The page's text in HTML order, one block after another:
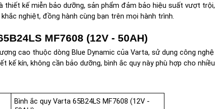
kế miễn bảo dưỡng, sản phẩm đảm bảo hiệu suất vượt trội,
nghiệt, đồng hành cùng bạn trên mọi hành trình.
MF7608 (12V - 50AH)
cao thuộc dòng Blue Dynamic của Varta, sử dụng công nghệ
kín, không cần bảo dưỡng, bình ắc quy này phù hợp cho nhiều
Bình ắc quy Varta 65B24LS MF7608 (12V -